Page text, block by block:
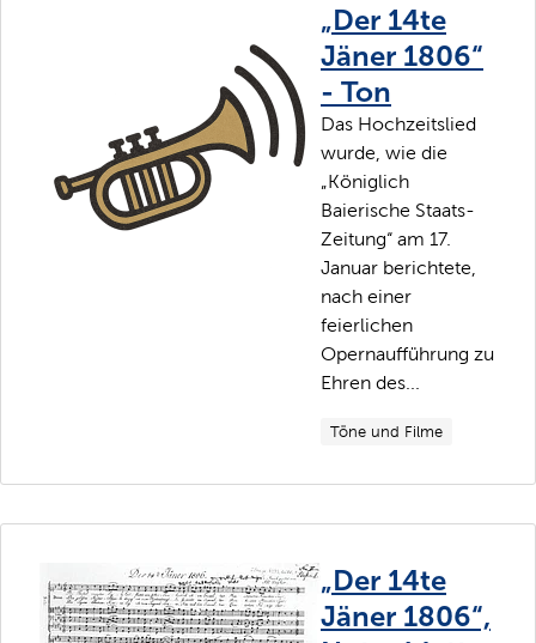
„Der 14te
Jäner 1806“
- Ton
Das Hochzeitslied
wurde, wie die
„Königlich
Baierische Staats-
Zeitung“ am 17.
Januar berichtete,
nach einer
feierlichen
Opernaufführung zu
Ehren des...
Töne und Filme
„Der 14te
Jäner 1806“,